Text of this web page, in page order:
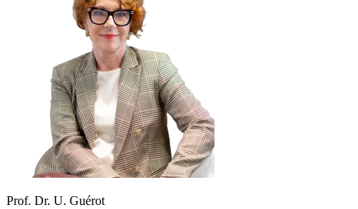
Prof. Dr. U. Guérot